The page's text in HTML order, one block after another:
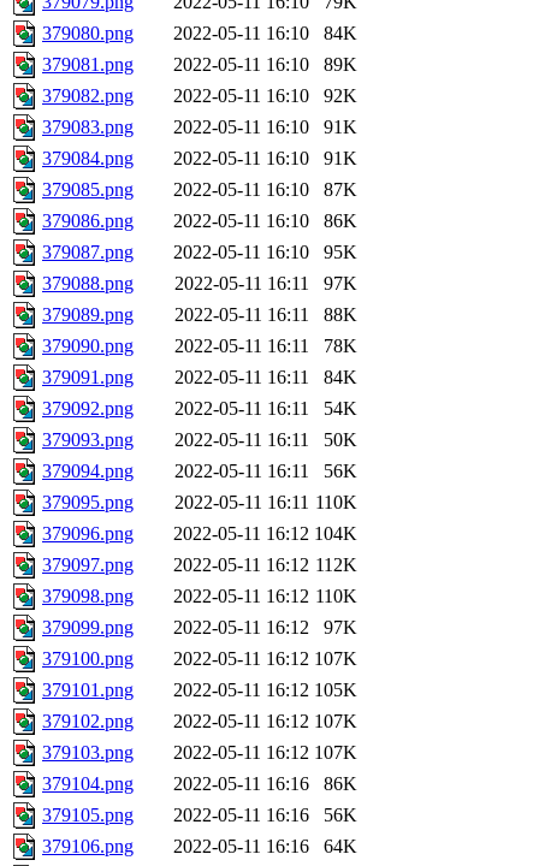
379080.png
2022-05-11 16:10
84K
379081.png
2022-05-11 16:10
89K
379082.png
2022-05-11 16:10
92K
379083.png
2022-05-11 16:10
91K
379084.png
2022-05-11 16:10
91K
379085.png
2022-05-11 16:10
87K
379086.png
2022-05-11 16:10
86K
379087.png
2022-05-11 16:10
95K
379088.png
2022-05-11 16:11
97K
379089.png
2022-05-11 16:11
88K
379090.png
2022-05-11 16:11
78K
379091.png
2022-05-11 16:11
84K
379092.png
2022-05-11 16:11
54K
379093.png
2022-05-11 16:11
50K
379094.png
2022-05-11 16:11
56K
379095.png
2022-05-11 16:11 110K
379096.png
2022-05-11 16:12 104K
379097.png
2022-05-11 16:12 112K
379098.png
2022-05-11 16:12 110K
379099.png
2022-05-11 16:12
97K
379100.png
2022-05-11 16:12 107K
379101.png
2022-05-11 16:12 105K
379102.png
2022-05-11 16:12 107K
379103.png
2022-05-11 16:12 107K
379104.png
2022-05-11 16:16
86K
379105.png
2022-05-11 16:16
56K
379106.png
2022-05-11 16:16
64K